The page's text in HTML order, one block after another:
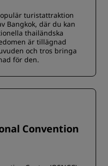
turistattraktion
Bangkok, där du kan
thailändska
är tillägnad
och tros bringa
för den.
Convention